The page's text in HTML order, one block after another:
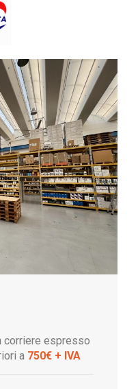
corriere espresso
a 750€ + IVA